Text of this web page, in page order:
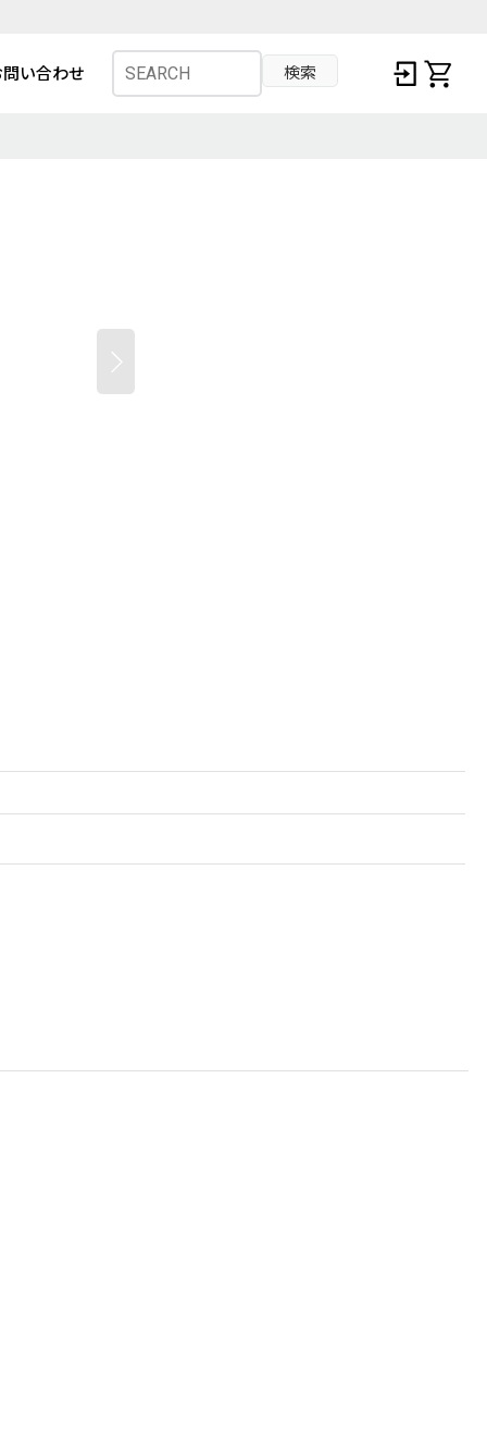
い合わせ 検索